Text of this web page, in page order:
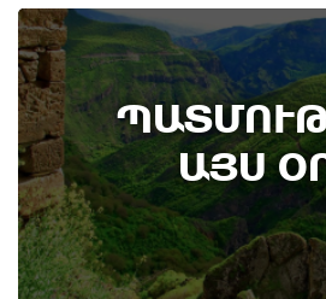
ԱՅՍ
7th of
Բոյակի ճակատամարտի
այս օրը (7